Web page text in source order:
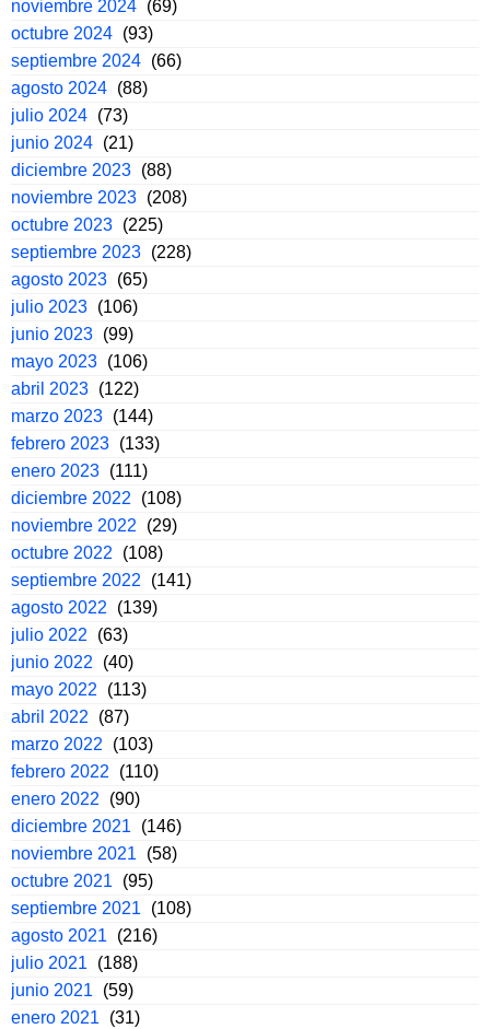
noviembre 2024 (69)
octubre 2024 (93)
septiembre 2024 (66)
agosto 2024 (88)
julio 2024 (73)
junio 2024 (21)
diciembre 2023 (88)
noviembre 2023 (208)
octubre 2023 (225)
septiembre 2023 (228)
agosto 2023 (65)
julio 2023 (106)
junio 2023 (99)
mayo 2023 (106)
abril 2023 (122)
marzo 2023 (144)
febrero 2023 (133)
enero 2023 (111)
diciembre 2022
(108)
noviembre 2022
(29)
octubre 2022
(108)
septiembre 2022
(141)
agosto 2022
(139)
julio 2022
(63)
junio 2022
(40)
mayo 2022
(113)
abril 2022
(87)
marzo 2022
(103)
febrero 2022
(110)
enero 2022
(90)
diciembre 2021
(146)
noviembre 2021
(58)
octubre 2021
(95)
septiembre 2021
(108)
agosto 2021
(216)
julio 2021
(188)
junio 2021
(59)
enero 2021
(31)